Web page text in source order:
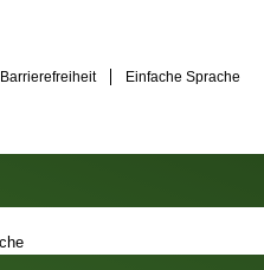
Barrierefreiheit Einfache Sprache